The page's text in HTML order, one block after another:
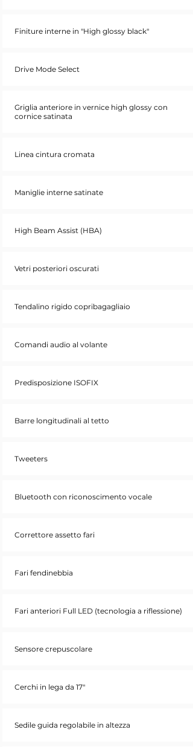
Finiture interne in "High glossy black"
Drive Mode Select
Griglia anteriore in vernice high glossy con
cornice satinata
Linea cintura cromata
Maniglie interne satinate
High Beam Assist (HBA)
Vetri posteriori oscurati
Tendalino rigido copribagagliaio
Comandi audio al volante
Predisposizione ISOFIX
Barre longitudinali al tetto
Tweeters
Bluetooth con riconoscimento vocale
Correttore assetto fari
Fari fendinebbia
Fari anteriori Full LED (tecnologia a riflessione)
Sensore crepuscolare
Cerchi in lega da 17"
Sedile guida regolabile in altezza